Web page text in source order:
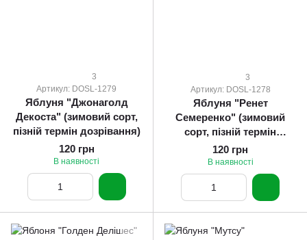
3
Артикул: DOSL-1279
Яблуня "Джонаголд
Декоста" (зимовий сорт,
пізній термін дозрівання)
120 грн
В наявності
3
Артикул: DOSL-1278
Яблуня "Ренет
Семеренко" (зимовий
сорт, пізній термін
дозрівання)
120 грн
В наявності